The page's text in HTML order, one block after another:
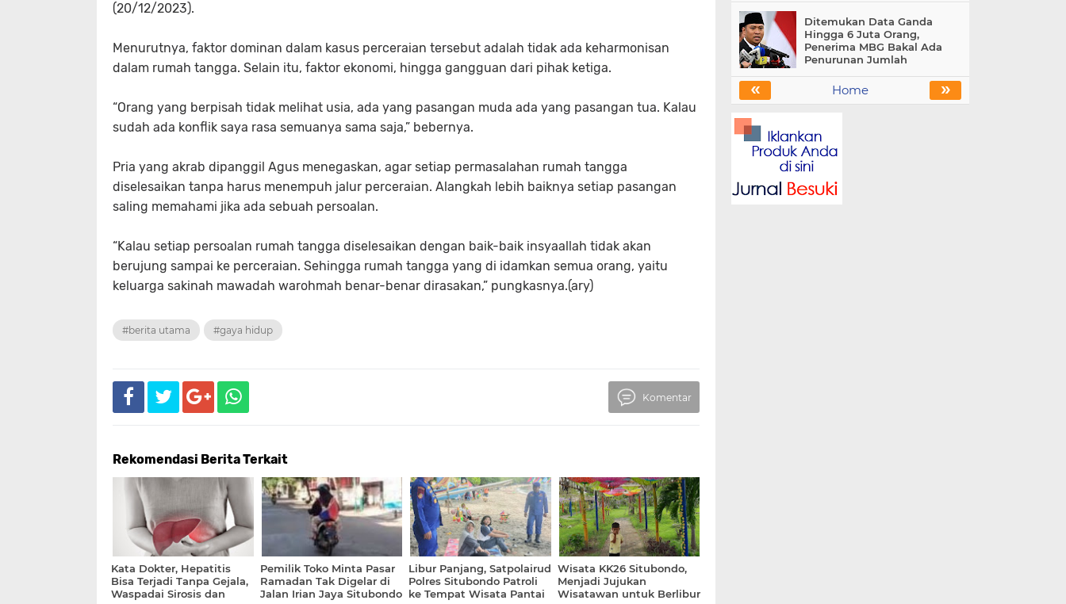
(20/12/2023).
Menurutnya, faktor dominan dalam kasus perceraian tersebut adalah tidak ada keharmonisan
dalam rumah tangga. Selain itu, faktor ekonomi, hingga gangguan dari pihak ketiga.
“Orang yang berpisah tidak melihat usia, ada yang pasangan muda ada yang pasangan tua. Kalau
sudah ada konflik saya rasa semuanya sama saja,” bebernya.
Pria yang akrab dipanggil Agus menegaskan, agar setiap permasalahan rumah tangga
diselesaikan tanpa harus menempuh jalur perceraian. Alangkah lebih baiknya setiap pasangan
saling memahami jika ada sebuah persoalan.
“Kalau setiap persoalan rumah tangga diselesaikan dengan baik-baik insyaallah tidak akan
berujung sampai ke perceraian. Sehingga rumah tangga yang di idamkan semua orang, yaitu
keluarga sakinah mawadah warohmah benar-benar dirasakan,” pungkasnya.(ary)
#berita utama #gaya hidup
Komentar
Rekomendasi Berita Terkait
Kata Dokter, Hepatitis
Bisa Terjadi Tanpa Gejala,
Waspadai Sirosis dan
Pemilik Toko Minta Pasar
Ramadan Tak Digelar di
Jalan Irian Jaya Situbondo
Libur Panjang, Satpolairud
Polres Situbondo Patroli
ke Tempat Wisata Pantai
Wisata KK26 Situbondo,
Menjadi Jujukan
Wisatawan untuk Berlibur
Ditemukan Data Ganda
Hingga 6 Juta Orang,
Penerima MBG Bakal Ada
Penurunan Jumlah
« »
Home